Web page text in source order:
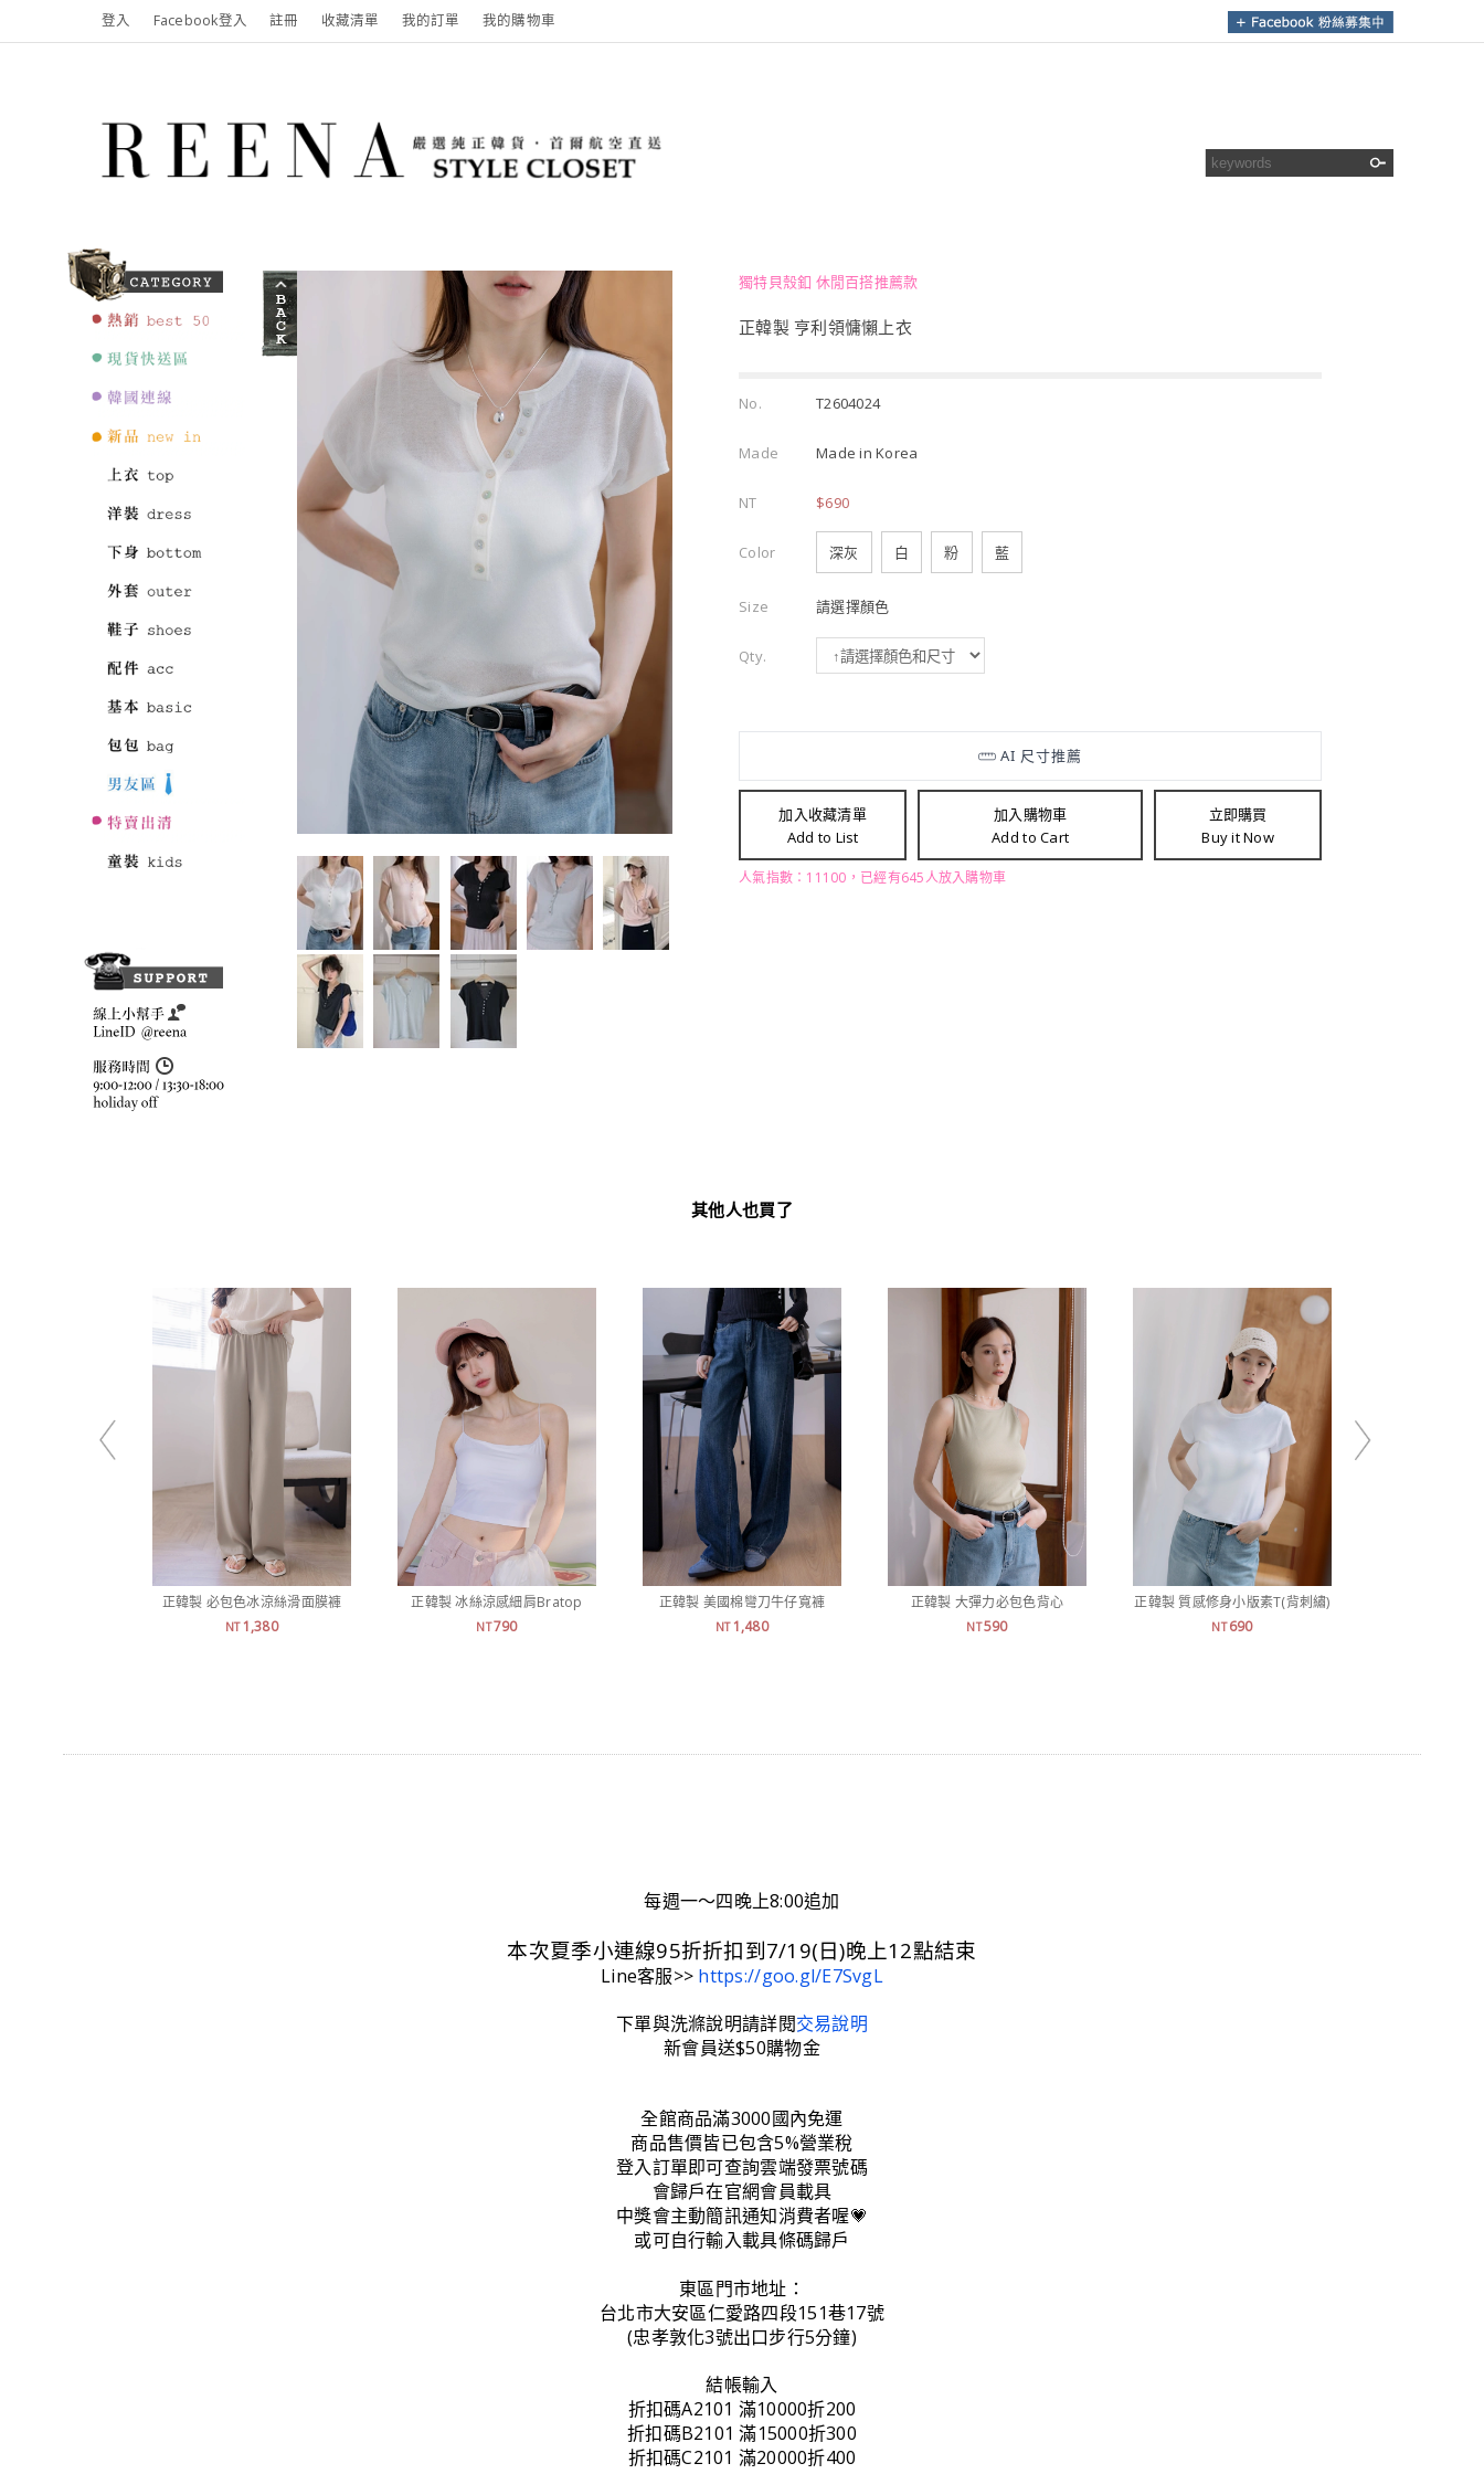
登入 Facebook登入 註冊 收藏清單 我的訂單 我的購物車
獨特貝殼釦 休閒百搭推薦款
正韓製 亨利領慵懶上衣
No. T2604024
Made Made in Korea
NT $690
Color 深灰 白 粉 藍
Size 請選擇顏色
Qty.
加入收藏清單
Add to List
加入購物車
Add to Cart
立即購買
Buy it Now
人氣指數：11100，已經有645人放入購物車
其他人也買了
正韓製 必包色冰涼絲滑面膜褲
NT1,380
正韓製 冰絲涼感細肩Bratop
NT790
正韓製 美國棉彎刀牛仔寬褲
NT1,480
正韓製 大彈力必包色背心
NT590
正韓製 質感修身小版素T(背刺繡)
NT 690
每週一～四晚上8:00追加
本次夏季小連線95折折扣到7/19(日)晚上12點結束
Line客服>> https://goo.gl/E7SvgL
下單與洗滌說明請詳閱交易說明
新會員送$50購物金
全館商品滿3000國內免運
商品售價皆已包含5%營業稅
登入訂單即可查詢雲端發票號碼
會歸戶在官網會員載具
中獎會主動簡訊通知消費者喔💗
或可自行輸入載具條碼歸戶
東區門市地址：
台北市大安區仁愛路四段151巷17號
(忠孝敦化3號出口步行5分鐘)
結帳輸入
折扣碼A2101 滿10000折200
折扣碼B2101 滿15000折300
折扣碼C2101 滿20000折400